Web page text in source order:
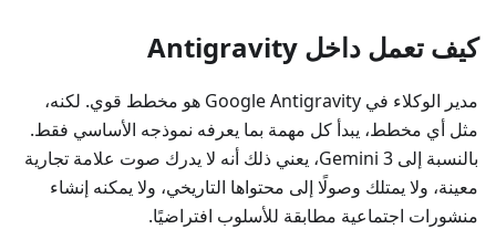
كيف تعمل داخل Antigravity
مدير الوكلاء في Google Antigravity هو مخطط قوي. لكنه،
مثل أي مخطط، يبدأ كل مهمة بما يعرفه نموذجه الأساسي فقط.
بالنسبة إلى Gemini 3، يعني ذلك أنه لا يدرك صوت علامة تجارية
معينة، ولا يمتلك وصولًا إلى محتواها التاريخي، ولا يمكنه إنشاء
منشورات اجتماعية مطابقة للأسلوب افتراضيًا.